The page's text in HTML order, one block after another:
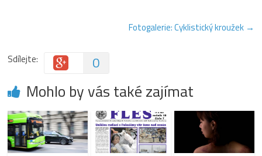
Fotogalerie: Cyklistický kroužek →
Sdílejte: 0
Mohlo by vás také zajímat